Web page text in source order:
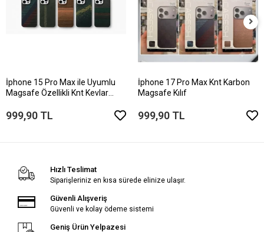
İphone 15 Pro Max ile Uyumlu
Magsafe Özellikli Knt Kevlar
999,90 TL
İphone 17 Pro Max Knt Karbon
Magsafe Kılıf
999,90 TL
Hızlı Teslimat
Siparişleriniz en kısa sürede elinize ulaşır.
Güvenli Alışveriş
Güvenli ve kolay ödeme sistemi
Geniş Ürün Yelpazesi